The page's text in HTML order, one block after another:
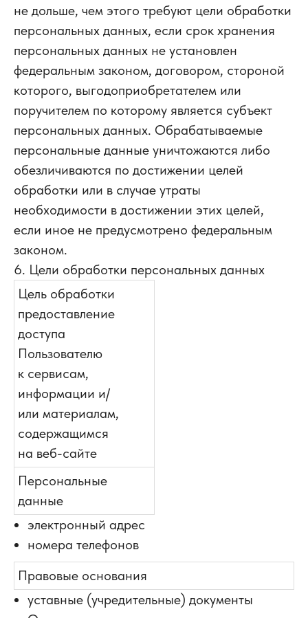
не дольше, чем этого требуют цели обработки
персональных данных, если срок хранения
персональных данных не установлен
федеральным законом, договором, стороной
которого, выгодоприобретателем или
поручителем по которому является субъект
персональных данных. Обрабатываемые
персональные данные уничтожаются либо
обезличиваются по достижении целей
обработки или в случае утраты
необходимости в достижении этих целей,
если иное не предусмотрено федеральным
законом.
6. Цели обработки персональных данных
Цель обработки
предоставление
доступа
Пользователю
к сервисам,
информации и/
или материалам,
содержащимся
на веб-сайте
Персональные
данные
электронный адрес
номера телефонов
Правовые основания
уставные (учредительные) документы